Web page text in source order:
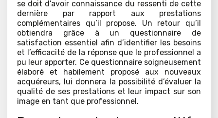
se doit d’avoir connaissance du ressenti de cette
dernière par rapport aux prestations
complémentaires qu’il propose. Un retour qu’il
obtiendra grâce à un questionnaire de
satisfaction essentiel afin d’identifier les besoins
et l’efficacité de la réponse que le professionnel a
pu leur apporter. Ce questionnaire soigneusement
élaboré et habilement proposé aux nouveaux
acquéreurs, lui donnera la possibilité d’évaluer la
qualité de ses prestations et leur impact sur son
image en tant que professionnel.